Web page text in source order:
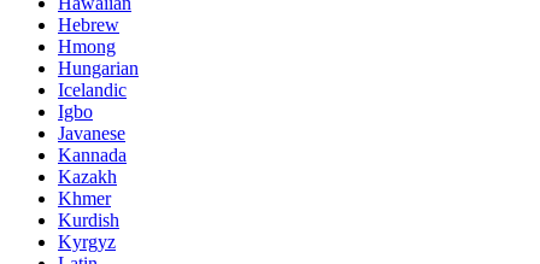
Hebrew
Hmong
Hungarian
Icelandic
Igbo
Javanese
Kannada
Kazakh
Khmer
Kurdish
Kyrgyz